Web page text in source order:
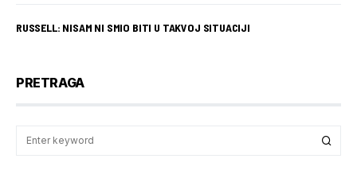
RUSSELL: NISAM NI SMIO BITI U TAKVOJ SITUACIJI
PRETRAGA